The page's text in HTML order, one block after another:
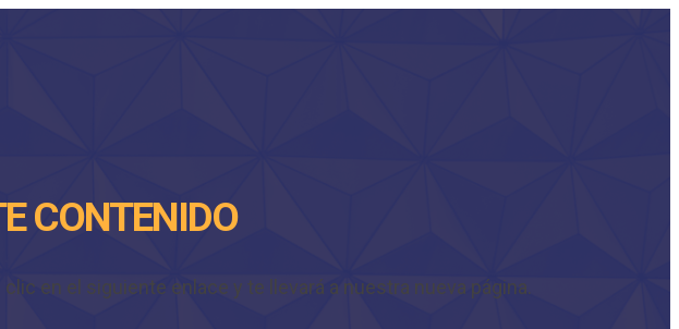
CONTENIDO
en el siguiente enlace y te llevará a nuestra nueva página.